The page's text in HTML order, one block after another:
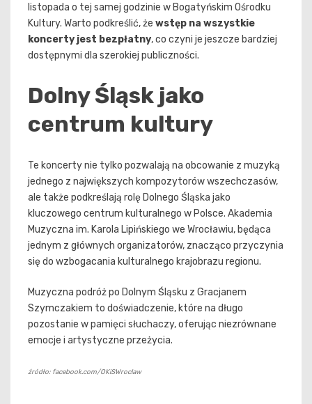
listopada o tej samej godzinie w Bogatyńskim Ośrodku
Kultury. Warto podkreślić, że wstęp na wszystkie
koncerty jest bezpłatny, co czyni je jeszcze bardziej
dostępnymi dla szerokiej publiczności.
Dolny Śląsk jako
centrum kultury
Te koncerty nie tylko pozwalają na obcowanie z muzyką
jednego z największych kompozytorów wszechczasów,
ale także podkreślają rolę Dolnego Śląska jako
kluczowego centrum kulturalnego w Polsce. Akademia
Muzyczna im. Karola Lipińskiego we Wrocławiu, będąca
jednym z głównych organizatorów, znacząco przyczynia
się do wzbogacania kulturalnego krajobrazu regionu.
Muzyczna podróż po Dolnym Śląsku z Gracjanem
Szymczakiem to doświadczenie, które na długo
pozostanie w pamięci słuchaczy, oferując niezrównane
emocje i artystyczne przeżycia.
źródło: facebook.com/OKiSWroclaw